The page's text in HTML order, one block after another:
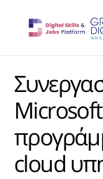
cloud